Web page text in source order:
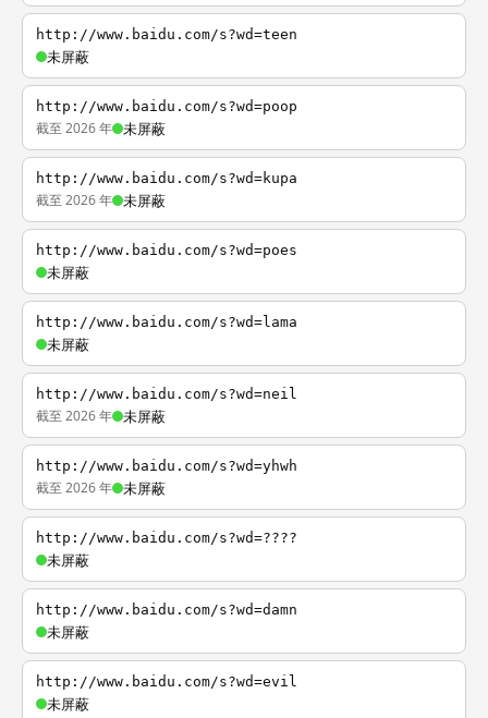
http://www.baidu.com/s?wd=teen
未屏蔽
http://www.baidu.com/s?wd=poop
截至 2026 年 未屏蔽
http://www.baidu.com/s?wd=kupa
截至 2026 年 未屏蔽
http://www.baidu.com/s?wd=poes
未屏蔽
http://www.baidu.com/s?wd=lama
未屏蔽
http://www.baidu.com/s?wd=neil
截至 2026 年 未屏蔽
http://www.baidu.com/s?wd=yhwh
截至 2026 年 未屏蔽
http://www.baidu.com/s?wd=????
未屏蔽
http://www.baidu.com/s?wd=damn
未屏蔽
http://www.baidu.com/s?wd=evil
未屏蔽